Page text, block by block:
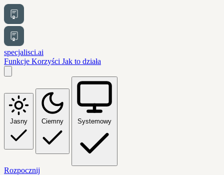
specjalisci.ai
Funkcje Korzyści Jak to działa
Jasny Ciemny Systemowy
Rozpocznij